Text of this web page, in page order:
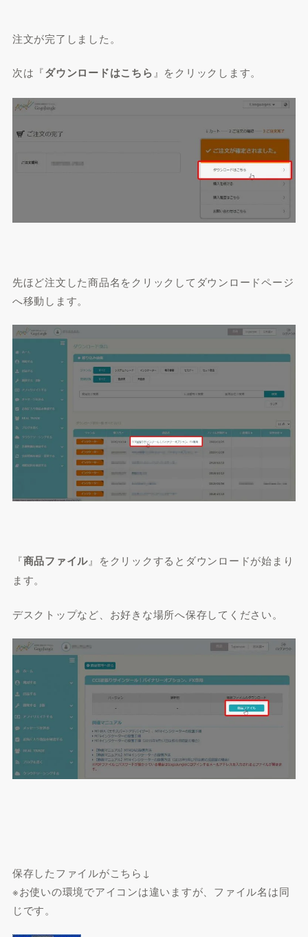
注文が完了しました。
次は『ダウンロードはこちら』をクリックします。
先ほど注文した商品名をクリックしてダウンロードページ
へ移動します。
『商品ファイル』をクリックするとダウンロードが始まり
ます。
デスクトップなど、お好きな場所へ保存してください。
保存したファイルがこちら↓
※お使いの環境でアイコンは違いますが、ファイル名は同
じです。